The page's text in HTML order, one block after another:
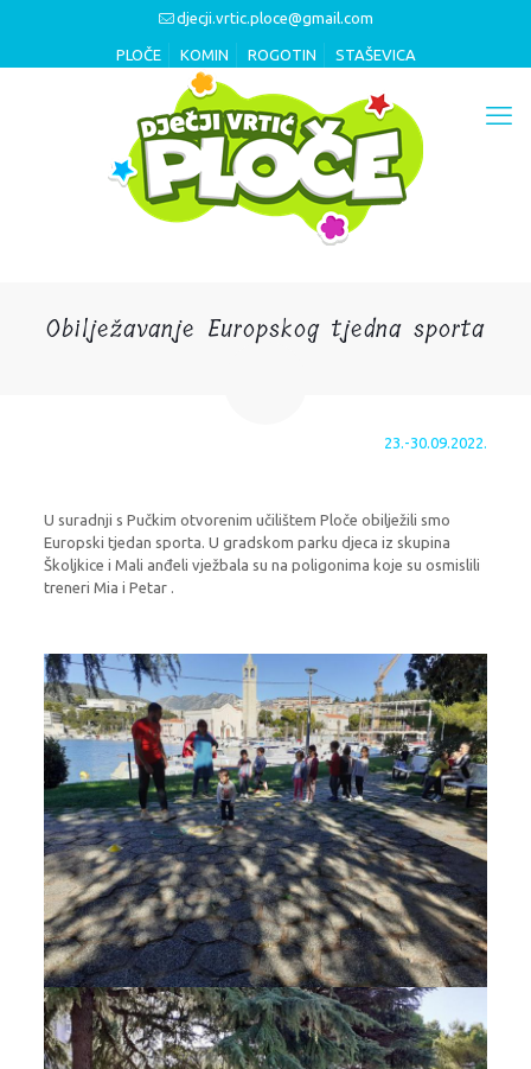
djecji.vrtic.ploce@gmail.com
PLOČE KOMIN ROGOTIN STAŠEVICA
Obilježavanje Europskog tjedna sporta
23.-30.09.2022.
U suradnji s Pučkim otvorenim učilištem Ploče obilježili smo
Europski tjedan sporta. U gradskom parku djeca iz skupina
Školjkice i Mali anđeli vježbala su na poligonima koje su osmislili
treneri Mia i Petar .